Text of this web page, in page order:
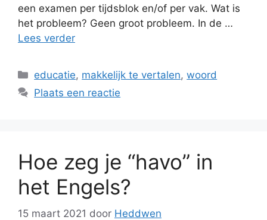
een examen per tijdsblok en/of per vak. Wat is
het probleem? Geen groot probleem. In de …
Lees verder
Categorieën
educatie, makkelijk te vertalen,woord
Plaats een reactie
Hoe zeg je “havo” in
het Engels?
15 maart 2021 door Heddwen